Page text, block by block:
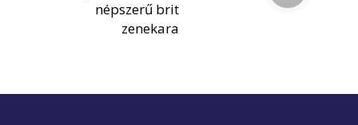
népszerű brit
zenekara